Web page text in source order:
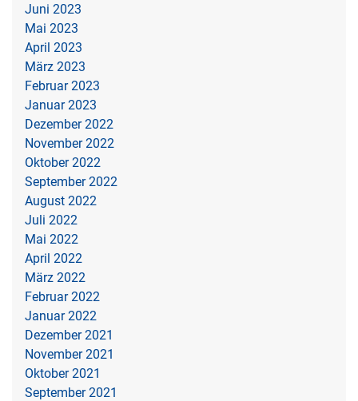
Juni 2023
Mai 2023
April 2023
März 2023
Februar 2023
Januar 2023
Dezember 2022
November 2022
Oktober 2022
September 2022
August 2022
Juli 2022
Mai 2022
April 2022
März 2022
Februar 2022
Januar 2022
Dezember 2021
November 2021
Oktober 2021
September 2021